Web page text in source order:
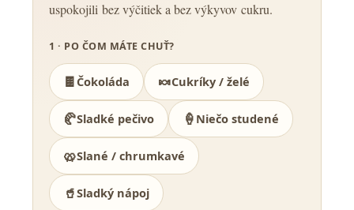
uspokojili bez výčitiek a bez výkyvov cukru.
1 · PO ČOM MÁTE CHUŤ?
🍫 Čokoláda 🍬Cukríky / želé
🥐Sladké pečivo 🍦 Niečo studené
🥨Slané / chrumkavé
🥤Sladký nápoj